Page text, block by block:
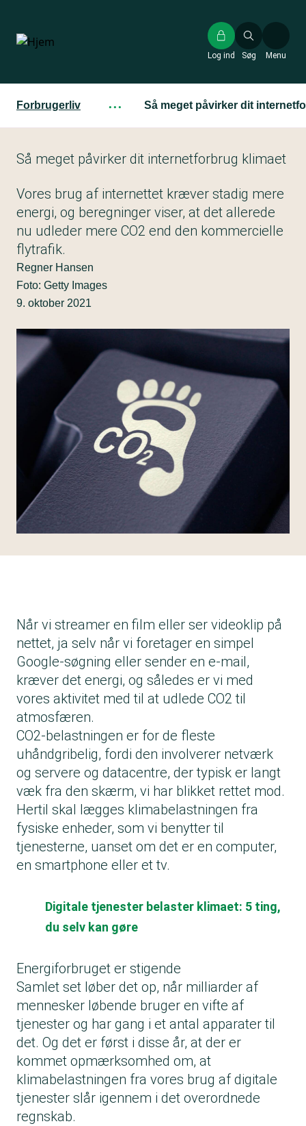
hovedindhold
Søg
Log ind Menu
Forbrugerliv ··· Så meget påvirker dit
Så meget påvirker dit internetforbrug klimaet
Vores brug af internettet kræver stadig mere
energi, og beregninger viser, at det allerede
nu udleder mere CO2 end den kommercielle
flytrafik.
Regner Hansen
Foto: Getty Images
9. oktober 2021
Når vi streamer en film eller ser videoklip på
nettet, ja selv når vi foretager en simpel
Google-søgning eller sender en e-mail,
kræver det energi, og således er vi med
vores aktivitet med til at udlede CO2 til
atmosfæren.
CO2-belastningen er for de fleste
uhåndgribelig, fordi den involverer netværk
og servere og datacentre, der typisk er langt
væk fra den skærm, vi har blikket rettet mod.
Hertil skal lægges klimabelastningen fra
fysiske enheder, som vi benytter til
tjenesterne, uanset om det er en computer,
en smartphone eller et tv.
Digitale tjenester belaster klimaet: 5 ting,
du selv kan gøre
Energiforbruget er stigende
Samlet set løber det op, når milliarder af
mennesker løbende bruger en vifte af
tjenester og har gang i et antal apparater til
det. Og det er først i disse år, at der er
kommet opmærksomhed om, at
klimabelastningen fra vores brug af digitale
tjenester slår igennem i det overordnede
regnskab.